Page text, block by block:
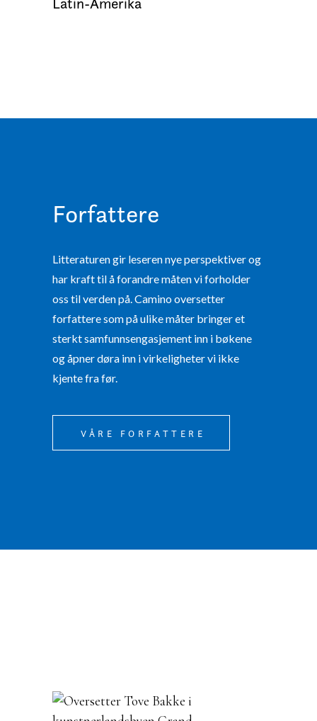
Forfattere
Litteraturen gir leseren nye perspektiver og
har kraft til å forandre måten vi forholder
oss til verden på. Camino oversetter
forfattere som på ulike måter bringer et
sterkt samfunnsengasjement inn i bøkene
og åpner døra inn i virkeligheter vi ikke
kjente fra før.
VÅRE FORFATTERE